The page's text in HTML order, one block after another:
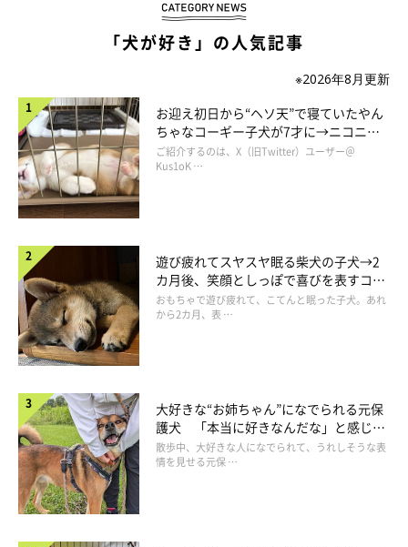
帰宅すると、さっきまでの警戒は心は消え、何事もなかったよう
にタイルマットの上に座りおやつを待っています。マロたんは柴
犬にしては神経質な部分は少ないかもしれません。大雑把なわた
「犬が好き」の人気記事
※2026年8月更新
お迎え初日から“ヘソ天”で寝ていたやん
ちゃなコーギー子犬が7才に→ニコニ
コ“コーギースマイル”が魅力のコに成
長！
ご紹介するのは、X（旧Twitter）ユーザー＠
Kus1oK …
遊び疲れてスヤスヤ眠る柴犬の子犬→2
カ月後、笑顔としっぽで喜びを表すコに
成長！
おもちゃで遊び疲れて、こてんと眠った子犬。あれ
から2カ月、表 …
大好きな“お姉ちゃん”になでられる元保
護犬 「本当に好きなんだな」と感じる
表情にほっこり
散歩中、大好きな人になでられて、うれしそうな表
情を見せる元保 …